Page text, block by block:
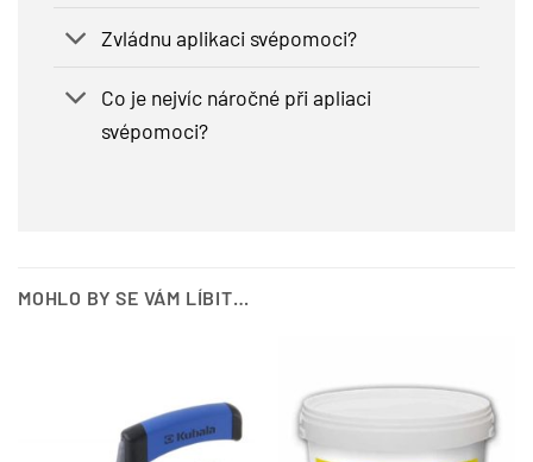
Zvládnu aplikaci svépomoci?
Co je nejvíc náročné při apliaci
svépomoci?
MOHLO BY SE VÁM LÍBIT…